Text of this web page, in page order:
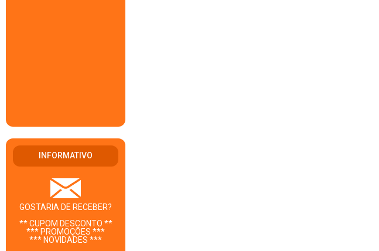
INFORMATIVO
GOSTARIA DE RECEBER?
** CUPOM DESCONTO **
*** PROMOÇÕES ***
*** NOVIDADES ***